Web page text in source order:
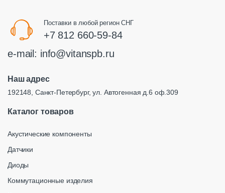
Поставки в любой регион СНГ
+7 812 660-59-84
e-mail: info@vitanspb.ru
Наш адрес
192148, Санкт-Петербург, ул. Автогенная д.6 оф.309
Каталог товаров
Акустические компоненты
Датчики
Диоды
Коммутационные изделия